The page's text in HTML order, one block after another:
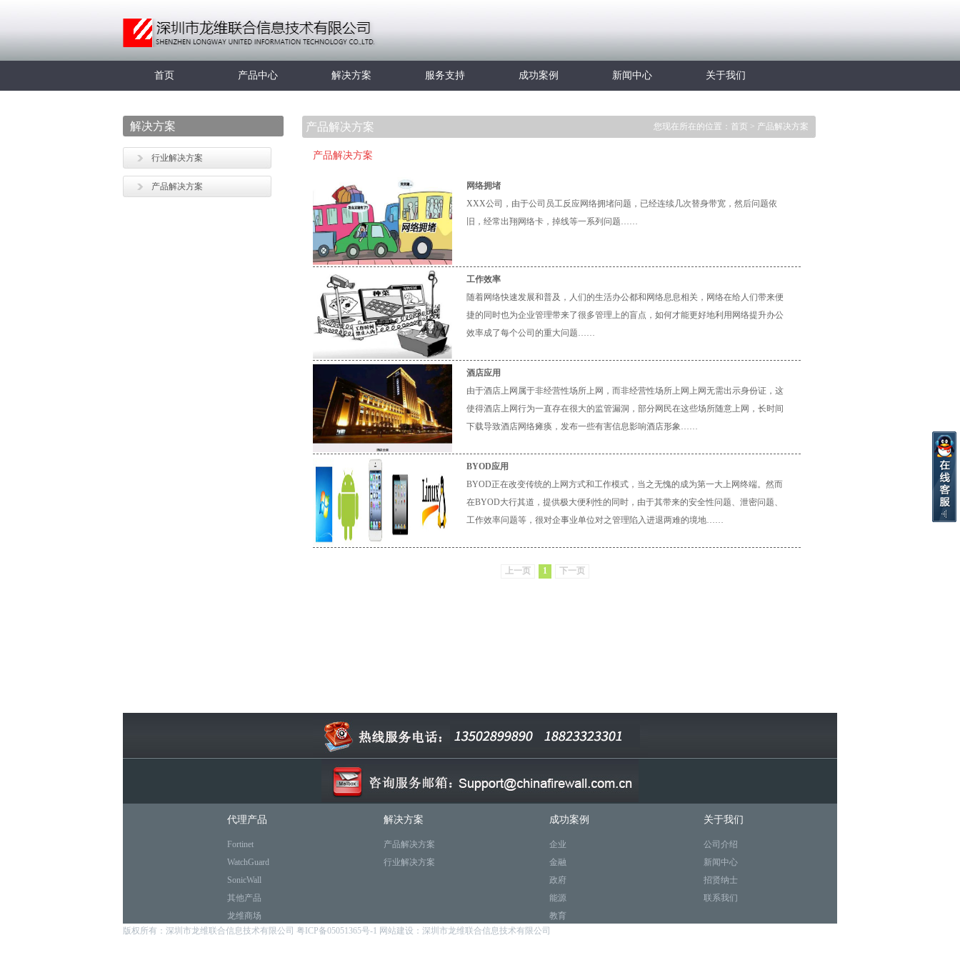
首页 产品中心 解决方案 服务支持 成功案例 新闻中心 关于我们
解决方案
行业解决方案
产品解决方案
您现在所在的位置：首页 > 产品解决方案
产品解决方案
产品解决方案
网络拥堵
XXX公司，由于公司员工反应网络拥堵问题，已经连续几次替身带宽，然后问题依
旧，经常出翔网络卡，掉线等一系列问题……
工作效率
随着网络快速发展和普及，人们的生活办公都和网络息息相关，网络在给人们带来便
捷的同时也为企业管理带来了很多管理上的盲点，如何才能更好地利用网络提升办公
效率成了每个公司的重大问题……
酒店应用
由于酒店上网属于非经营性场所上网，而非经营性场所上网上网无需出示身份证，这
使得酒店上网行为一直存在很大的监管漏洞，部分网民在这些场所随意上网，长时间
下载导致酒店网络瘫痪，发布一些有害信息影响酒店形象……
BYOD应用
BYOD正在改变传统的上网方式和工作模式，当之无愧的成为第一大上网终端。然而
在BYOD大行其道，提供极大便利性的同时，由于其带来的安全性问题、泄密问题、
工作效率问题等，很对企事业单位对之管理陷入进退两难的境地……
上一页 1 下一页
代理产品
Fortinet
WatchGuard
SonicWall
其他产品
龙维商场
解决方案
产品解决方案
行业解决方案
成功案例
企业
金融
政府
能源
教育
关于我们
公司介绍
新闻中心
招贤纳士
联系我们
版权所有：深圳市龙维联合信息技术有限公司 粤ICP备05051365号-1 网站建设：深圳市龙维联合信息技术有限公司